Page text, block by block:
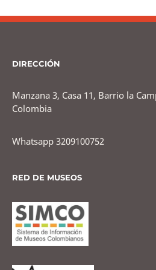
DIRECCIÓN
Manzana 3, Casa 11, Barrio la
Colombia
Whatsapp 3209100752
RED DE MUSEOS